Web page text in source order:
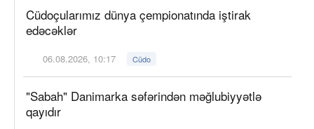
Cüdoçularımız dünya çempionatında iştirak
edəcəklər
06.08.2026, 10:17 Cüdo
"Sabah" Danimarka səfərindən məğlubiyyətlə
qayıdır